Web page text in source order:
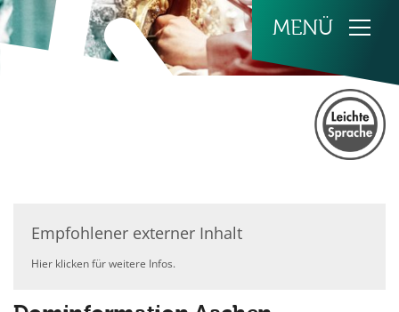
Zum Inhalt springen
Empfohlener externer Inhalt
Hier klicken für weitere Infos.